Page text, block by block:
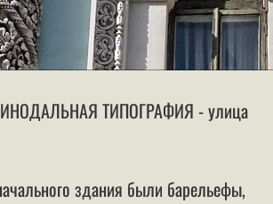
ТИПОГРАФИЯ - улица
здания были барельефы,